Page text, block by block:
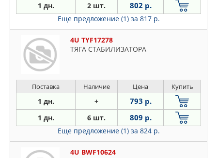
1 дн. 2 шт. 802 р.
Еще предложение (1) за 817 р.
4U TYF17278
ТЯГА СТАБИЛИЗАТОРА
Поставка Наличие Цена Купить
1 дн. + 793 р.
1 дн. 6 шт. 809 р.
Еще предложение (1) за 824 р.
4U BWF10624